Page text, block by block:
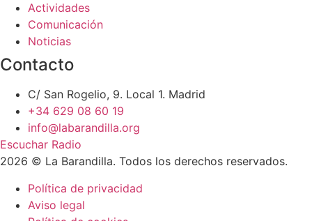
Actividades
Comunicación
Noticias
Contacto
C/ San Rogelio, 9. Local 1. Madrid
+34 629 08 60 19
info@labarandilla.org
Escuchar Radio
2026 © La Barandilla. Todos los derechos reservados.
Política de privacidad
Aviso legal